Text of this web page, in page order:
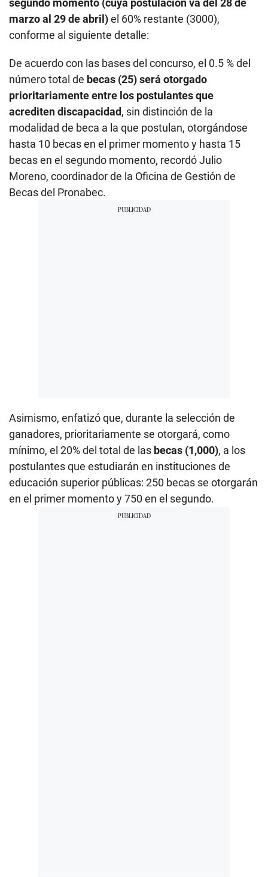
segundo momento (cuya postulación va del 28 de
marzo al 29 de abril)el 60% restante (3000),
conforme al siguiente detalle:
De acuerdo con las bases del concurso, el 0.5 % del
número total de becas (25) será otorgado
prioritariamente entre los postulantes que
acrediten discapacidad, sin distinción de la
modalidad de beca a la que postulan, otorgándose
hasta 10 becas en el primer momento y hasta 15
becas en el segundo momento, recordó Julio
Moreno, coordinador de la Oficina de Gestión de
Becas del Pronabec.
Asimismo, enfatizó que, durante la selección de
ganadores, prioritariamente se otorgará, como
mínimo, el 20% del total de las becas (1,000), a los
postulantes que estudiarán en instituciones de
educación superior públicas: 250 becas se otorgarán
en el primer momento y 750 en el segundo.